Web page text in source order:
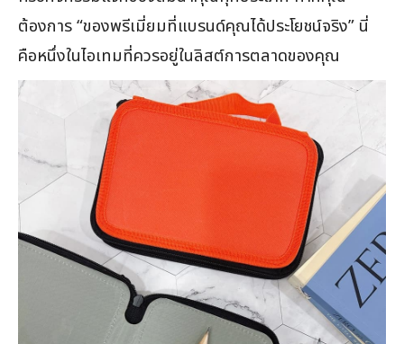
ต้องการ “ของพรีเมี่ยมที่แบรนด์คุณได้ประโยชน์จริง” นี่
คือหนึ่งในไอเทมที่ควรอยู่ในลิสต์การตลาดของคุณ